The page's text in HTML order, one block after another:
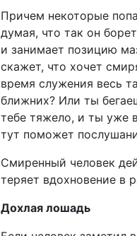
Причем некоторые
думая, что так он
и занимает позицию
скажет, что хочет
время служения весь
ближних? Или ты
тебе тяжело, и ты уже
тут поможет
Смиренный человек
теряет вдохновение в
Дохлая лошадь